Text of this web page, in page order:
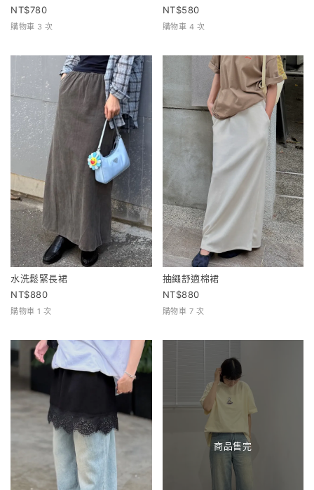
780
購物車 3 次
580
購物車 4 次
水洗鬆緊長裙
880
購物車 1 次
抽繩舒適棉裙
880
購物車 7 次
商品售完